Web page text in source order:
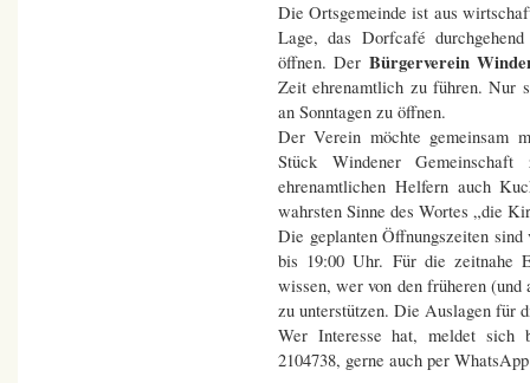
Die Ortsgemeinde ist aus
Lage, das Dorfcafé
öffnen. Der Bürgerverein
Zeit ehrenamtlich zu führen. Nur
an Sonntagen zu öffnen.
Der Verein möchte gemeinsam
Stück Windener
ehrenamtlichen Helfern auch
wahrsten Sinne des Wortes „die
Die geplanten Öffnungszeiten
bis 19:00 Uhr. Für die zeitnahe
wissen, wer von den früheren
zu unterstützen. Die Auslagen für
Wer Interesse hat, meldet sich
2104738, gerne auch per